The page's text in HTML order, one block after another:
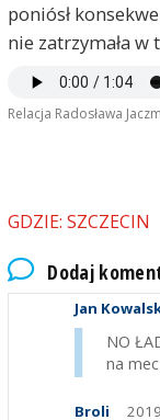
poniósł
nie zatrzymała w
Relacja Radosława
GDZIE: SZCZECIN
Dodaj
Jan
NO
na
Broli